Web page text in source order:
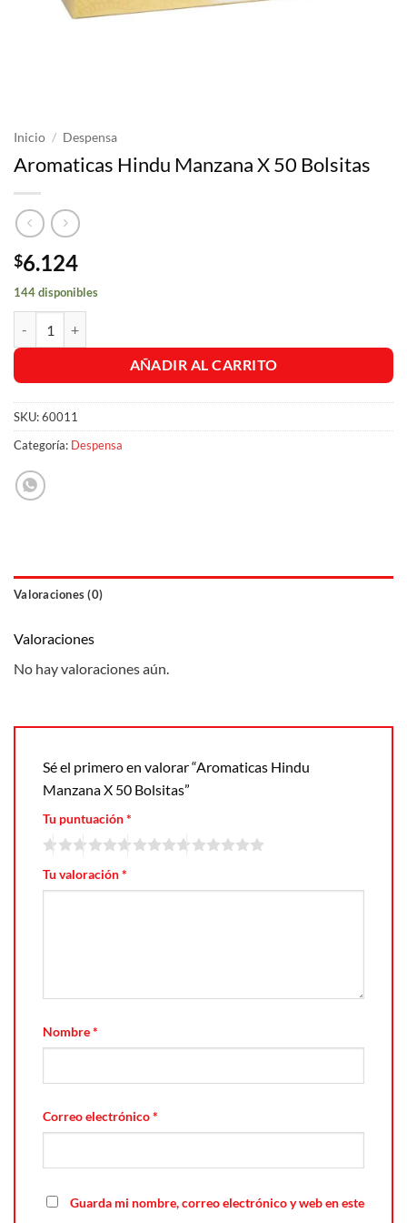
Inicio / Despensa
Aromaticas Hindu Manzana X 50 Bolsitas
$6.124
144 disponibles
AÑADIR AL CARRITO
SKU:60011
Categoría: Despensa
Valoraciones (0)
Valoraciones
No hay valoraciones aún.
Sé el primero en valorar “Aromaticas Hindu
Manzana X 50 Bolsitas”
Tu puntuación*
Tu valoración*
Nombre*
Correo electrónico*
Guarda mi nombre, correo electrónico y web en este